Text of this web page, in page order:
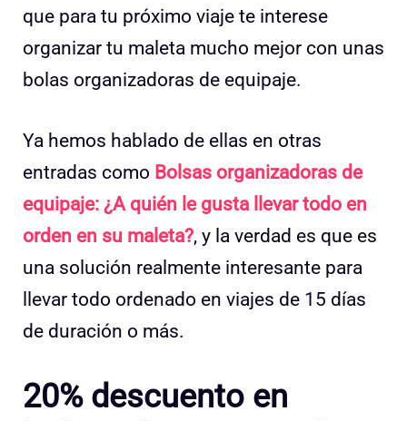
que para tu próximo viaje te interese
organizar tu maleta mucho mejor con unas
bolas organizadoras de equipaje.
Ya hemos hablado de ellas en otras
entradas como Bolsas organizadoras de
equipaje: ¿A quién le gusta llevar todo en
orden en su maleta?, y la verdad es que es
una solución realmente interesante para
llevar todo ordenado en viajes de 15 días
de duración o más.
20% descuento en